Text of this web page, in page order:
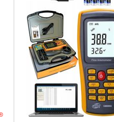
Диапазон скорости: 0.1 - 30
Точность, +-мм/м: ± 5%
Размеры:
105x40x15 мм
Вес: 52 г
Подробнее...